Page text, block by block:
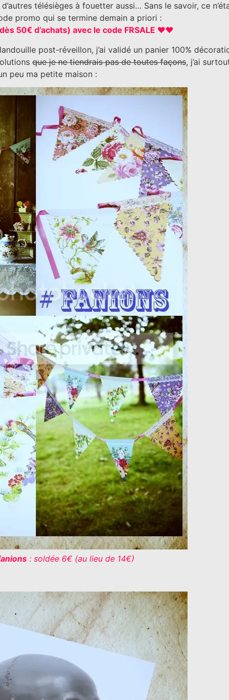
télésièges à fouetter aussi… Sans le savoir, ce
promo qui se termine demain a priori :
50€ d’achats) avec le code FRSALE ♥♥
post-réveillon, j’ai validé un panier 100%
que je ne tiendrais pas de toutes façons, j’ai
peu ma petite maison :
: soldée 6€ (au lieu de 14€)